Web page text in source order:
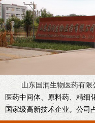
山东国润生物医药有限
医药中间体、原料药、精细
国家级高新技术企业。公司